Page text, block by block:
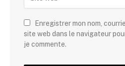
Enregistrer mon nom,
site web dans le navigateur
je commente.